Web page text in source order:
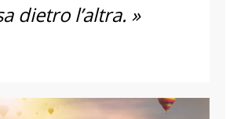
dietro l’altra. »